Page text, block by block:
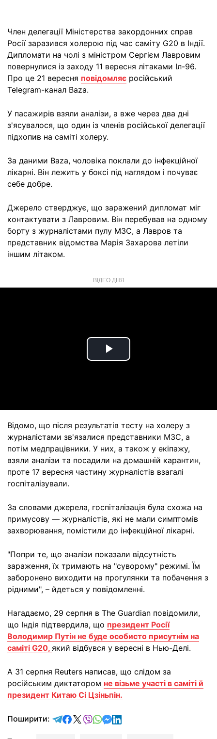
Член делегації Міністерства закордонних справ
Росії заразився холерою під час саміту G20 в Індії.
Дипломати на чолі з міністром Сергієм Лавровим
повернулися із заходу 11 вересня літаками Іл-96.
Про це 21 вересня повідомляє російський
Telegram-канал Baza.
У пасажирів взяли аналізи, а вже через два дні
з'ясувалося, що один із членів російської делегації
підхопив на саміті холеру.
За даними Baza, чоловіка поклали до інфекційної
лікарні. Він лежить у боксі під наглядом і почуває
себе добре.
Джерело стверджує, що заражений дипломат міг
контактувати з Лавровим. Він перебував на одному
борту з журналістами пулу МЗС, а Лавров та
представник відомства Марія Захарова летіли
іншим літаком.
ВІДЕО ДНЯ
Play
Відомо, що після результатів тесту на холеру з
журналістами зв'язалися представники МЗС, а
потім медпрацівники. У них, а також у екіпажу,
взяли аналізи та посадили на домашній карантин,
проте 17 вересня частину журналістів взагалі
госпіталізували.
За словами джерела, госпіталізація була схожа на
примусову — журналістів, які не мали симптомів
захворювання, помістили до інфекційної лікарні.
"Попри те, що аналізи показали відсутність
зараження, їх тримають на "суворому" режимі. Їм
заборонено виходити на прогулянки та побачення з
рідними", – йдеться у повідомленні.
Нагадаємо, 29 серпня в The Guardian повідомили,
що Індія підтвердила, що президент Росії
Володимир Путін не буде особисто присутнім на
саміті G20, який відбувся у вересні в Нью-Делі.
А 31 серпня Reuters написав, що слідом за
російським диктатором не візьме участі в саміті й
президент Китаю Сі Цзіньпін.
Поширити: відправити у Telegram
поділитись у Facebook
поділитись у X
відправити у Viber
відправити у Whatsapp
відправити у Messenger
відправити у LinkedIn